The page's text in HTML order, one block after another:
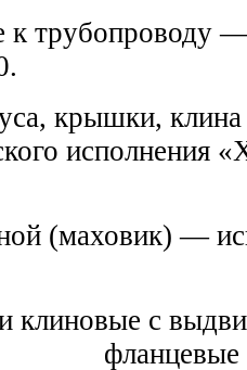
к трубопроводу
крышки,
(маховик) —